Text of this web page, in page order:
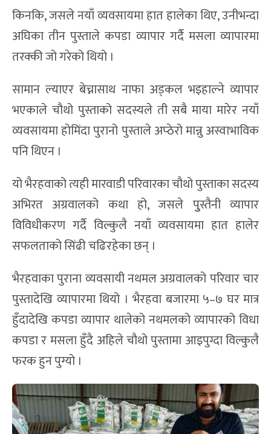
किनकि, जसले नयाँ व्यवसायमा हात हालेका थिए, उनीभन्दा
अघिका तीन पुस्ताले कपडा व्यापार गर्दै मसला व्यापारमा
तरक्की जो गरेको थियो ।
सामान ल्याएर बेच्नासाथ नाफा अड्कल भइहाल्ने व्यापार
भएकाले चौथो पुस्ताको सदस्यले ती सबै माया मारेर नयाँ
व्यवसायमा होमिंदा पुरानो पुस्ताले अप्ठेरो मान्नु अस्वाभाविक
पनि थिएन ।
यो भैरहवाको त्यही मारवाडी परिवारका चौथो पुस्ताका सदस्य
अभिरत अग्रवालको कथा हो, जसले पुुस्तैनी व्यापार
विविधीकरण गर्दै विल्कुलै नयाँ व्यवसायमा हात हालेर
सफलताको सिंढी चढिरहेका छन् ।
भैरहवाका पुराना व्यवसायी नथमल अग्रवालको परिवार चार
पुस्तादेखि व्यापारमा थियो । भैरहवा बजारमा ५–७ घर मात्र
हुँदादेखि कपडा व्यापार थालेको नथमलको व्यापारको विधा
कपडा र मसला हुँदै अहिले चौथो पुस्तामा आइपुग्दा विल्कुलै
फरक हुन पुग्यो ।